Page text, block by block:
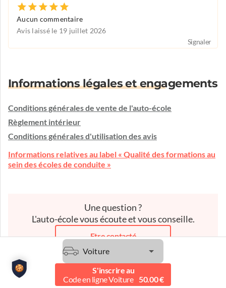
Aucun commentaire
Avis laissé le 19 juillet 2026
Signaler
Informations légales et engagements
Conditions générales de vente de l'auto-école
Règlement intérieur
Conditions générales d'utilisation des avis
Informations relatives au label « Qualité des formations au
sein des écoles de conduite »
Une question ?
L'auto-école vous écoute et vous conseille.
Etre contacté
Voiture
S'inscrire au
Code en ligne Voiture
50.00 €